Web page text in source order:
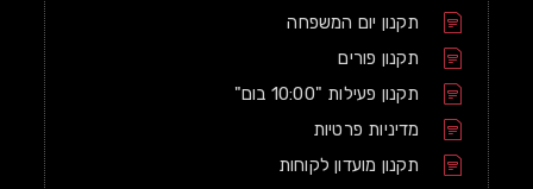
תקנון יום המשפחה
תקנון פורים
תקנון פעילות "10:00 בום"
מדיניות פרטיות
תקנון מועדון לקוחות